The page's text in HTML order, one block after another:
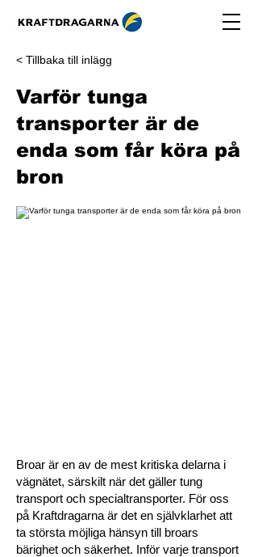
< Tillbaka till inlägg
Varför tunga
transporter är de
enda som får köra på
bron
Broar är en av de mest kritiska delarna i
vägnätet, särskilt när det gäller tung
transport och specialtransporter. För oss
på Kraftdragarna är det en självklarhet att
ta största möjliga hänsyn till broars
bärighet och säkerhet. Inför varje transport